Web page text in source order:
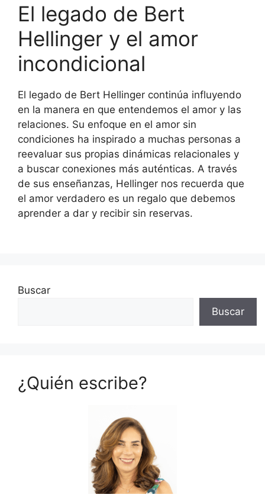
El legado de Bert
Hellinger y el amor
incondicional
El legado de Bert Hellinger continúa influyendo
en la manera en que entendemos el amor y las
relaciones. Su enfoque en el amor sin
condiciones ha inspirado a muchas personas a
reevaluar sus propias dinámicas relacionales y
a buscar conexiones más auténticas. A través
de sus enseñanzas, Hellinger nos recuerda que
el amor verdadero es un regalo que debemos
aprender a dar y recibir sin reservas.
Buscar
Buscar
¿Quién escribe?